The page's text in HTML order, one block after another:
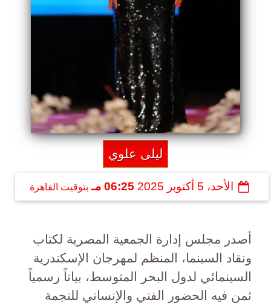
ليلى علوي
الأحد، 5 أكتوبر 2025 06:25 مـ بتوقيت القاهرة
أصدر مجلس إدارة الجمعية المصرية لكتاب
ونقاد السينما، المنظم لمهرجان الإسكندرية
السينمائي لدول البحر المتوسط، بياناً رسمياً
ثمن فيه الحضور الفني والإنساني للنجمة